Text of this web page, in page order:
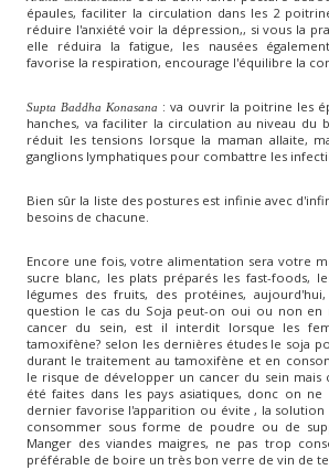
épaules, faciliter la circulation dans les 2
réduire l'anxiété voir la dépression,, si vous la
elle réduira la fatigue, les nausées
favorise la respiration, encourage l'équilibre la
Supta Baddha Konasana : va ouvrir la poitrine les
hanches, va faciliter la circulation au niveau du
réduit les tensions lorsque la maman allaite,
ganglions lymphatiques pour combattre les
Bien sûr la liste des postures est infinie avec
besoins de chacune.
Encore une fois, votre alimentation sera votre
sucre blanc, les plats préparés les fast-foods,
légumes des fruits, des protéines,
question le cas du Soja peut-on oui ou non en
cancer du sein, est il interdit lorsque les
tamoxifène? selon les dernières études le soja
durant le traitement au tamoxifène et en
le risque de développer un cancer du sein mais
été faites dans les pays asiatiques, donc on
dernier favorise l'apparition ou évite , la solution
consommer sous forme de poudre ou de
Manger des viandes maigres, ne pas trop
préférable de boire un très bon verre de vin de